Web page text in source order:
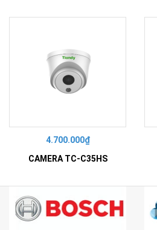
4.700.000₫
CAMERA TC-C35HS